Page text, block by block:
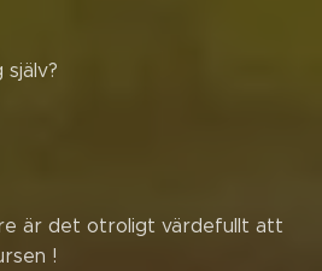
är det otroligt värdefullt att
!